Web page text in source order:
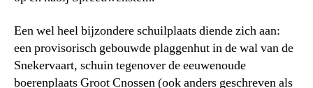
Een wel heel bijzondere schuilplaats diende zich aan:
een provisorisch gebouwde plaggenhut in de wal van de
Snekervaart, schuin tegenover de eeuwenoude
boerenplaats Groot Cnossen (ook anders geschreven als